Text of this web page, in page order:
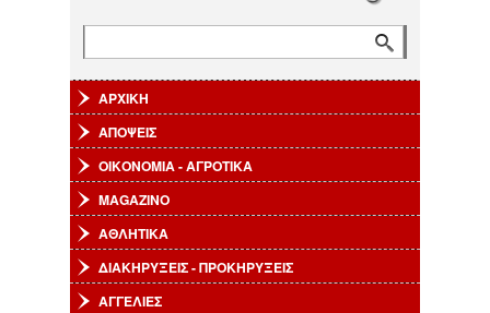
ΑΡΧΙΚΗ
ΑΠΟΨΕΙΣ
ΟΙΚΟΝΟΜΙΑ - ΑΓΡΟΤΙΚΑ
MAGAZINO
ΑΘΛΗΤΙΚΑ
ΔΙΑΚΗΡΥΞΕΙΣ - ΠΡΟΚΗΡΥΞΕΙΣ
ΑΓΓΕΛΙΕΣ